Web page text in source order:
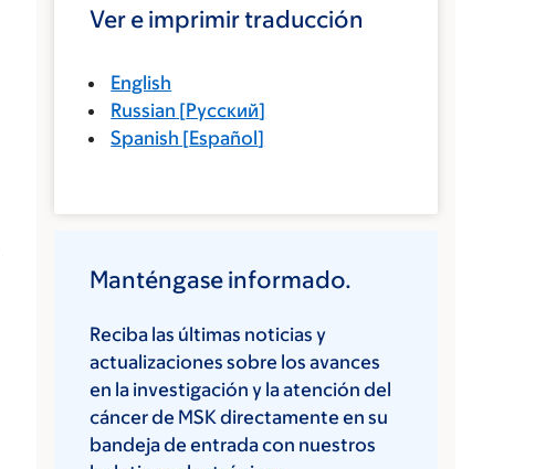
Ver e imprimir traducción
English
Russian [Русский]
Spanish [Español]
Manténgase informado.
Reciba las últimas noticias y
actualizaciones sobre los avances
en la investigación y la atención del
cáncer de MSK directamente en su
bandeja de entrada con nuestros